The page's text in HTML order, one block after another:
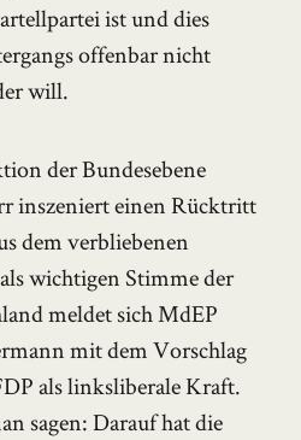
ist und dies
offenbar nicht
will.
der Bundesebene
inszeniert einen Rücktritt
dem verbliebenen
wichtigen Stimme der
meldet sich MdEP
mit dem Vorschlag
als linksliberale Kraft.
sagen: Darauf hat die